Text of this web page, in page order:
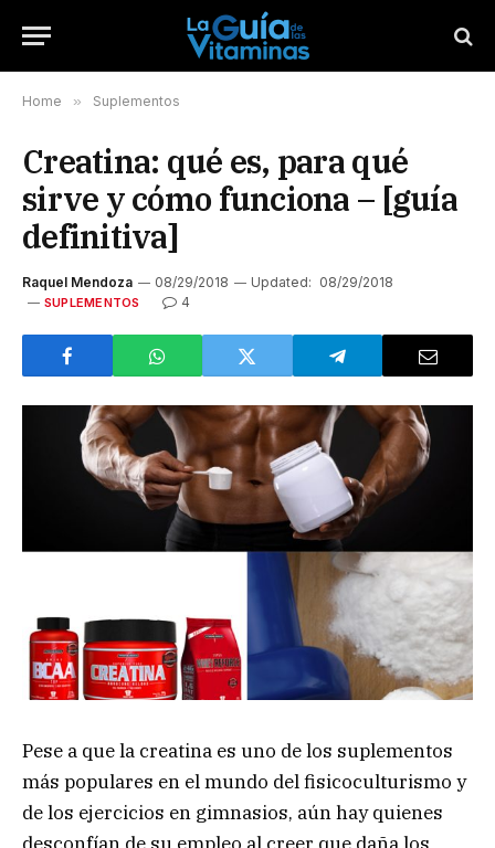
Home » Suplementos
Creatina: qué es, para qué
sirve y cómo funciona – [guía
definitiva]
Raquel Mendoza 08/29/2018 Updated: 08/29/2018
SUPLEMENTOS 4
Pese a que la creatina es uno de los suplementos
más populares en el mundo del fisicoculturismo y
de los ejercicios en gimnasios, aún hay quienes